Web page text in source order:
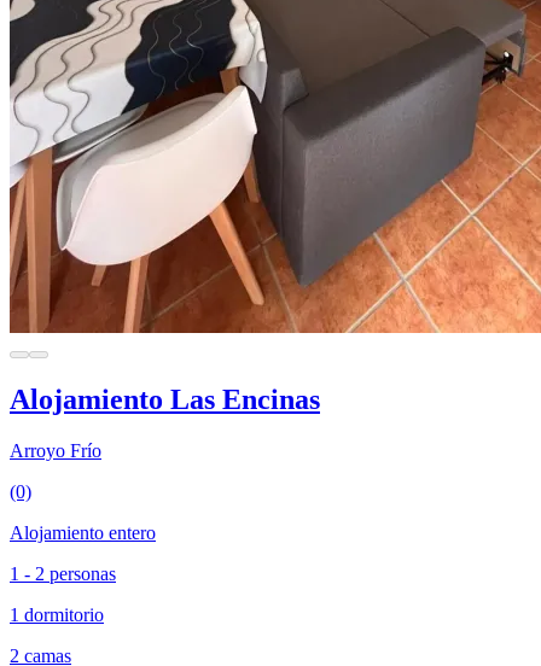
Alojamiento Las Encinas
Arroyo Frío
(0)
Alojamiento entero
1 - 2 personas
1 dormitorio
2 camas